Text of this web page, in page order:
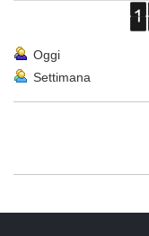
Oggi
Settimana